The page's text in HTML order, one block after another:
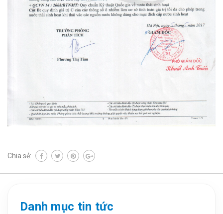
Chia sẻ:
Danh mục tin tức